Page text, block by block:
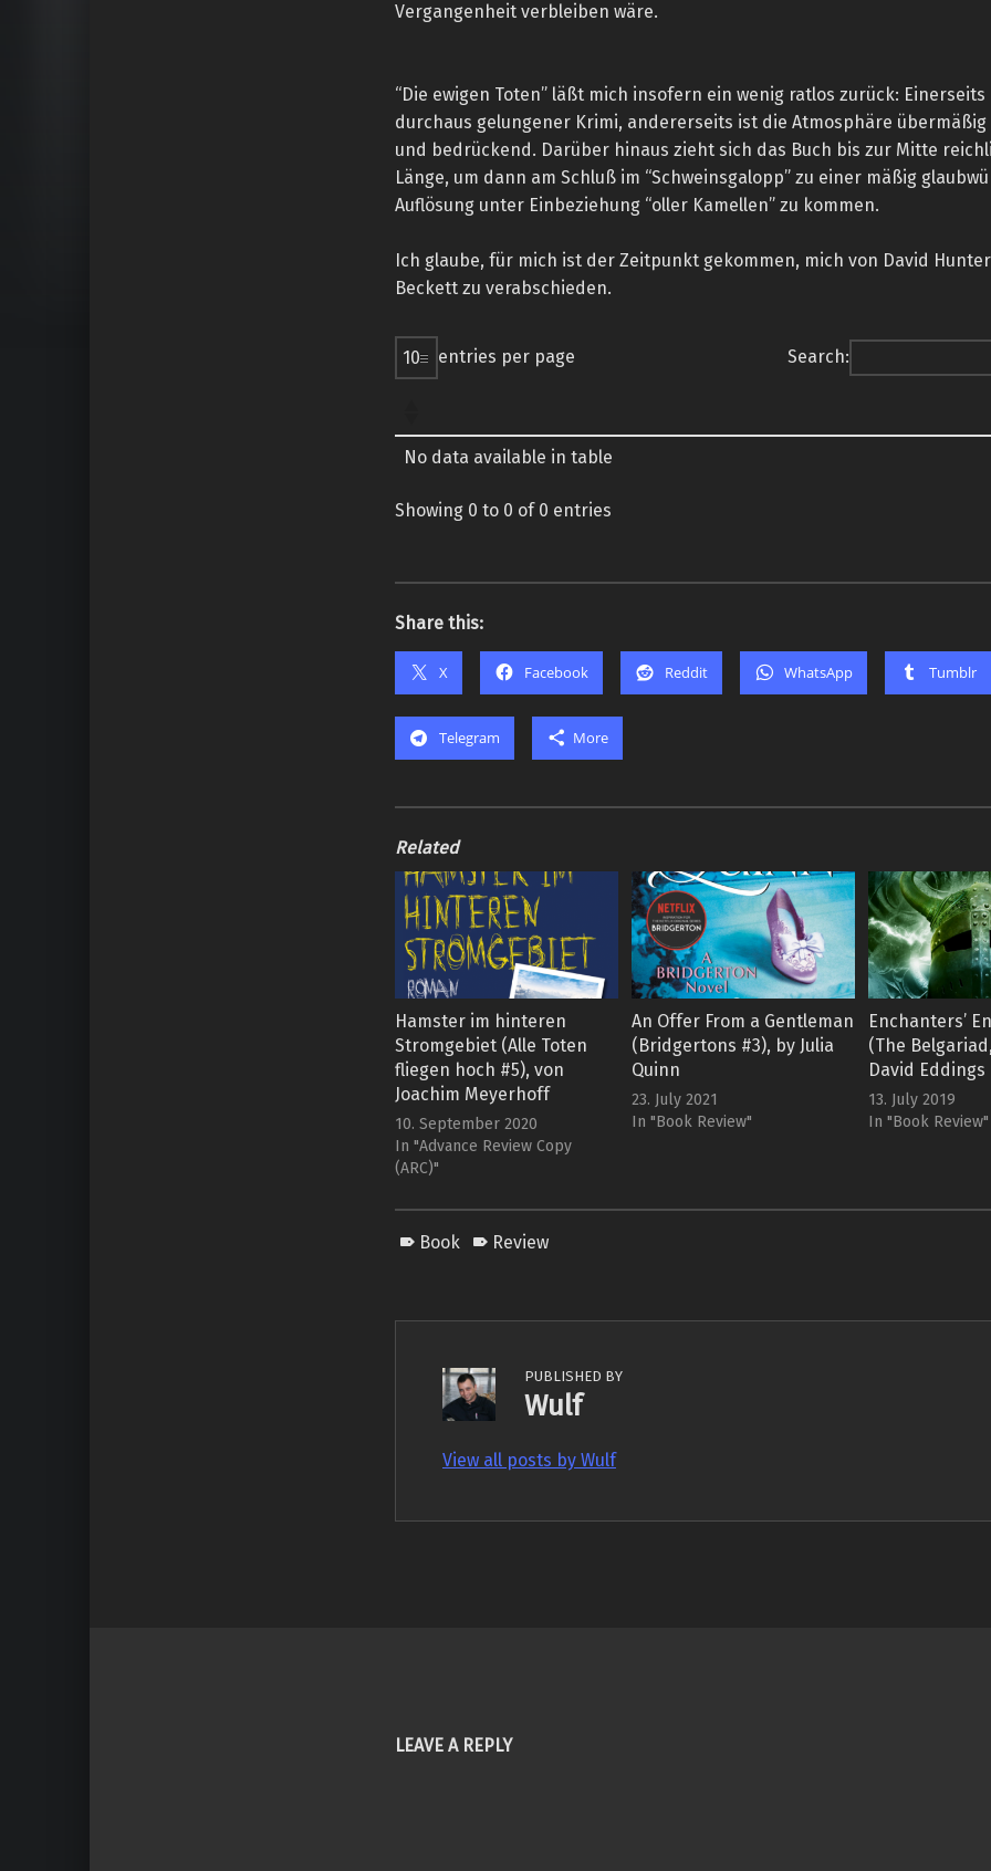
Vergangenheit verbleiben wäre.
“Die ewigen Toten” läßt mich insofern ein wenig ratlos zurück: Einerseits
durchaus gelungener Krimi, andererseits ist die Atmosphäre
und bedrückend. Darüber hinaus zieht sich das Buch bis zur Mitte
Länge, um dann am Schluß im “Schweinsgalopp” zu einer mäßig
Auflösung unter Einbeziehung “oller Kamellen” zu kommen.
Ich glaube, für mich ist der Zeitpunkt gekommen, mich von David
Beckett zu verabschieden.
entries per page Search:
No data available in table
Showing 0 to 0 of 0 entries
Share this:
X Facebook Reddit WhatsApp Tumblr
Telegram More
Related
Hamster im hinteren
Stromgebiet (Alle Toten
fliegen hoch #5), von
Joachim Meyerhoff
10. September 2020
In "Advance Review Copy
(ARC)"
An Offer From a Gentleman
(Bridgertons #3), by Julia
Quinn
23. July 2021
In "Book Review"
Enchanters’
(The
David Eddings
13. July 2019
In "Book Review"
Book Review
PUBLISHED BY
Wulf
View all posts by Wulf
Skip back to main navigation
LEAVE A REPLY